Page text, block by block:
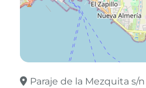
Paraje de la Mezquita s/n